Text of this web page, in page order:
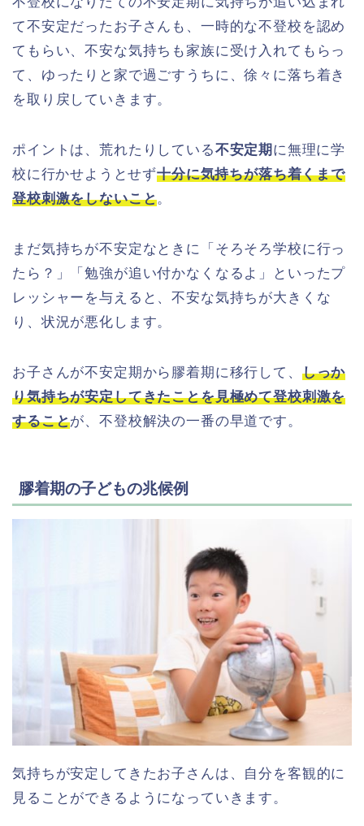
て不安定だったお子さんも、一時的な不登校を認め
てもらい、不安な気持ちも家族に受け入れてもらっ
て、ゆったりと家で過ごすうちに、徐々に落ち着き
を取り戻していきます。
ポイントは、荒れたりしている不安定期 に無理に学
校に行かせようとせず十分に気持ちが落ち着くまで
登校刺激をしないこと。
まだ気持ちが不安定なときに「そろそろ学校に行っ
たら？」「勉強が追い付かなくなるよ」といったプ
レッシャーを与えると、不安な気持ちが大きくな
り、状況が悪化します。
お子さんが不安定期から膠着期に移行して、 しっか
り気持ちが安定してきたことを見極めて登校刺激を
することが、不登校解決の一番の早道です。
膠着期の子どもの兆候例
気持ちが安定してきたお子さんは、自分を客観的に
見ることができるようになっていきます。